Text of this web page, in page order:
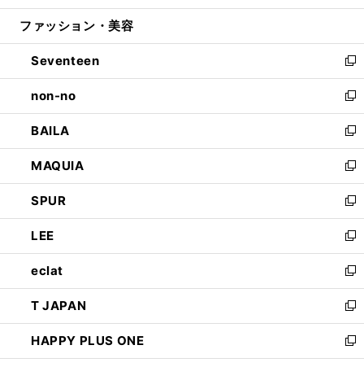
開
ウ
開
く
ン
ウ
で
開
く
ウ
ン
ド
ウ
で
開
く
ファッション・美容
Seventeen
新
し
い
ウ
ィ
ン
ド
ウ
で
開
く
non-no
新
し
い
ウ
ィ
ン
ド
ウ
で
開
く
BAILA
新
し
い
ウ
ィ
ン
ド
ウ
で
開
く
MAQUIA
新
し
い
ウ
ィ
ン
ド
ウ
で
開
く
SPUR
新
し
い
ウ
ィ
ン
ド
ウ
で
開
LEE
新
し
い
ウ
ィ
ン
ド
ウ
eclat
新
し
い
ウ
ィ
ン
T JAPAN
新
し
い
ウ
HAPPY PLUS ONE
新
し